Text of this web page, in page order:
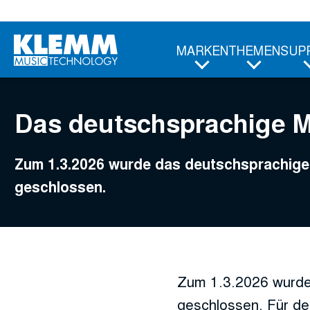
Hauptinhalt
MARKENTHEMEN
Das deutschsprachige
Zum 1.3.2026 wurde das
geschlossen.
Zum 1.3.2026
geschlossen. Für